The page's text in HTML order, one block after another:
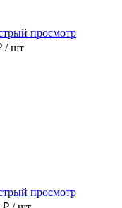
просмотр
/ шт
просмотр